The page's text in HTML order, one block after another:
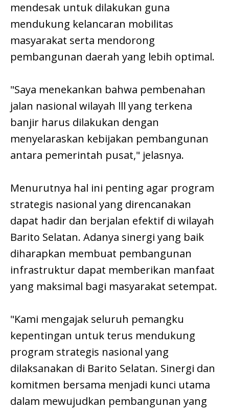
mendesak untuk dilakukan guna
mendukung kelancaran mobilitas
masyarakat serta mendorong
pembangunan daerah yang lebih optimal.
"Saya menekankan bahwa pembenahan
jalan nasional wilayah lll yang terkena
banjir harus dilakukan dengan
menyelaraskan kebijakan pembangunan
antara pemerintah pusat," jelasnya.
Menurutnya hal ini penting agar program
strategis nasional yang direncanakan
dapat hadir dan berjalan efektif di wilayah
Barito Selatan. Adanya sinergi yang baik
diharapkan membuat pembangunan
infrastruktur dapat memberikan manfaat
yang maksimal bagi masyarakat setempat.
"Kami mengajak seluruh pemangku
kepentingan untuk terus mendukung
program strategis nasional yang
dilaksanakan di Barito Selatan. Sinergi dan
komitmen bersama menjadi kunci utama
dalam mewujudkan pembangunan yang